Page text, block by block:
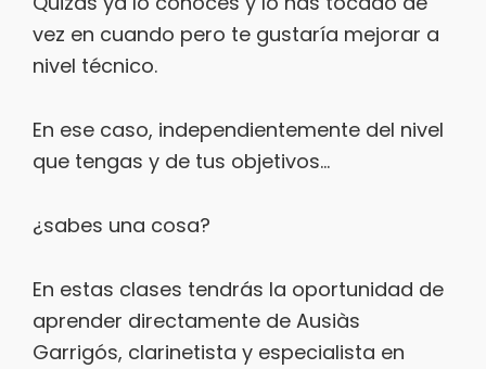
vez en cuando pero te gustaría mejorar a
nivel técnico.
En ese caso, independientemente del nivel
que tengas y de tus objetivos…
¿sabes una cosa?
En estas clases tendrás la oportunidad de
aprender directamente de Ausiàs
Garrigós, clarinetista y especialista en